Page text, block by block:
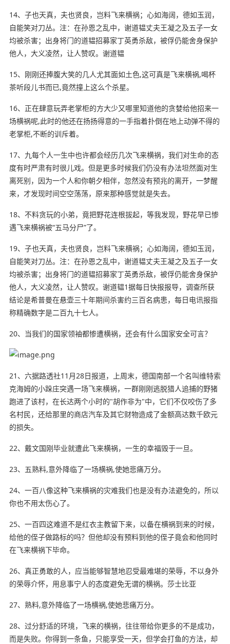
14、子也天真，夫也贤良，岂料飞来横祸；心如海阔，德如玉润，
自能笑对刀丛。注：在孙恩之乱中，谢道韫丈夫王凝之及五子一女
均被杀害；出身将门的道韫招募家丁英勇杀敌，被俘仍能舍身保护
他人，大义凌然，让人赞叹。谢道韫
15、刚刚还捧腹大笑的几人尤其面如土色,这可真是飞来横祸,喝杯
茶听段儿书而已,竟然撞上这么个杀星。
16、正在肆意玩弄老掌柜的方大少又哪里知道他的贪婪给他招来一
场横祸呢,此时的他还在扬扬得意的一手指着扑倒在地上动弹不得的
老掌柜,不断的训斥着。
17、九每个人一生中也许都会经历几次飞来横祸，我们对生命的态
度有时严肃有时很儿戏。但是更多时候我们仍没有办法坦然面对生
离死别，因为一个人和你朝夕相伴，忽然没有预兆的离开，一梦醒
来，才发现时间空空荡荡，原来那种感觉就是失去。
18、不料贪玩的小弟，竟把野花连根拔起，等我发现，野花早已惨
遇飞来横祸被“五马分尸”了。
19、子也天真，夫也贤良，岂料飞来横祸；心如海阔，德如玉润，
自能笑对刀丛。注：在孙恩之乱中，谢道韫丈夫王凝之及五子一女
均被杀害；出身将门的道韫招募家丁英勇杀敌，被俘仍能舍身保护
他人，大义凌然，让人赞叹。谢道韫1据每日快报报导，调查所获
结论是希普曼在悬壶三十年期间杀害约三百名病患，每日电讯报指
称精确数字是二百九十七人。
20、当我们的国家领袖都惨遭横祸，还会有什么国家安全可言？
21、六据路透社11月28日报道，上周末，德国南部一个名叫维特索
克海姆的小跺庄突遇一场飞来横祸，一群刚刚逃脱猎人追捕的野猪
跑进了该村，在长达两个小时的"胡作非为"中，它们不仅咬伤了多
名村民，还给那里的商店汽车及其它财物造成了金额高达数千欧元
的损失。
22、戴文国刚毕业就遭此飞来横祸，一生的幸福毁于一旦。
23、五熟料,意外降临了一场横祸,使她悲痛万分。
24、一百八像这种飞来横祸的灾难我们也是没有办法避免的，所以
你也不用太伤心了。
25、一百四这难道不是红衣主教留下来，以备在横祸到来的时候，
给他的侄子做路标的吗？但他却没有预料到他的侄子竟会和他同时
在飞来横祸下毕命。
26、真正勇敢的人，应当能够智慧地忍受最难堪的荣辱，不以身外
的荣辱介怀，用息事宁人的态度避免无谓的横祸。莎士比亚
27、熟料,意外降临了一场横祸,使她悲痛万分。
28、过分舒适的环境，飞来的横祸，往往带给你更多的不是成功，
而是失败。你得到一条鱼，只能享受一天，但学会打鱼的方法，却